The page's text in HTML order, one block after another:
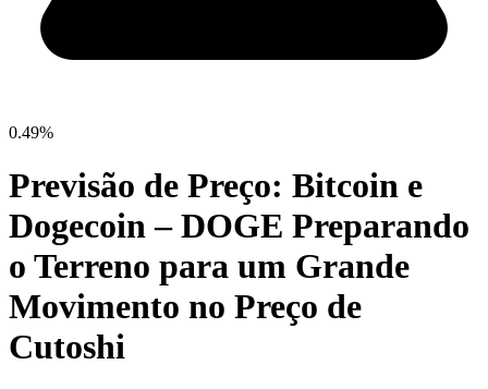
0.49%
Previsão de Preço: Bitcoin e
Dogecoin – DOGE Preparando
o Terreno para um Grande
Movimento no Preço de
Cutoshi